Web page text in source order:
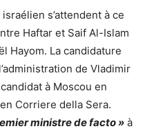
s’attendent à ce
Haftar et Saif Al-Islam
Hayom. La candidature
de Vladimir
à Moscou en
Corriere della Sera.
ministre de facto » à